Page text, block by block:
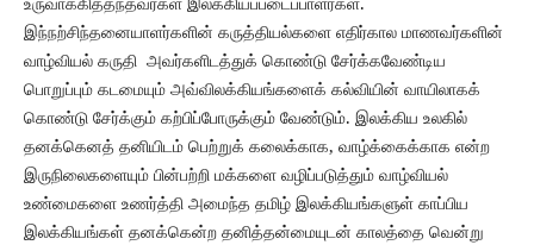
இந்நற்சிந்தனையாளர்களின் கருத்தியல்களை எதிர்கால மாணவர்களின்
வாழ்வியல் கருதி அவர்களிடத்துக் கொண்டு சேர்க்கவேண்டிய
பொறுப்பும் கடமையும் அவ்விலக்கியங்களைக் கல்வியின் வாயிலாகக்
கொண்டு சேர்க்கும் கற்பிப்போருக்கும் வேண்டும். இலக்கிய உலகில்
தனக்கெனத் தனியிடம் பெற்றுக் கலைக்காக, வாழ்க்கைக்காக என்ற
இருநிலைகளையும் பின்பற்றி மக்களை வழிப்படுத்தும் வாழ்வியல்
உண்மைகளை உணர்த்தி அமைந்த தமிழ் இலக்கியங்களுள் காப்பிய
இலக்கியங்கள் தனக்கென்ற தனித்தன்மையுடன் காலத்தை வென்று